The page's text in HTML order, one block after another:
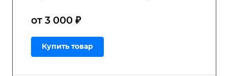
от 3 000 ₽
Купить товар